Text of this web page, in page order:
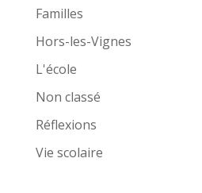
Familles
Hors-les-Vignes
L'école
Non classé
Réflexions
Vie scolaire